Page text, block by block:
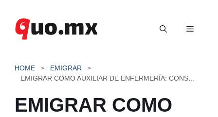
contenido
Menú
HOME
EMIGRAR
EMIGRAR COMO